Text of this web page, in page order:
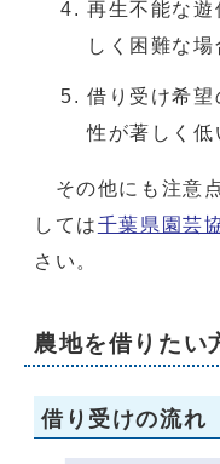
再生不能な
しく困難な場
借り受け希
性が著しく低
その他にも注意
しては千葉県園芸
さい。
農地を借りたい
借り受けの流れ